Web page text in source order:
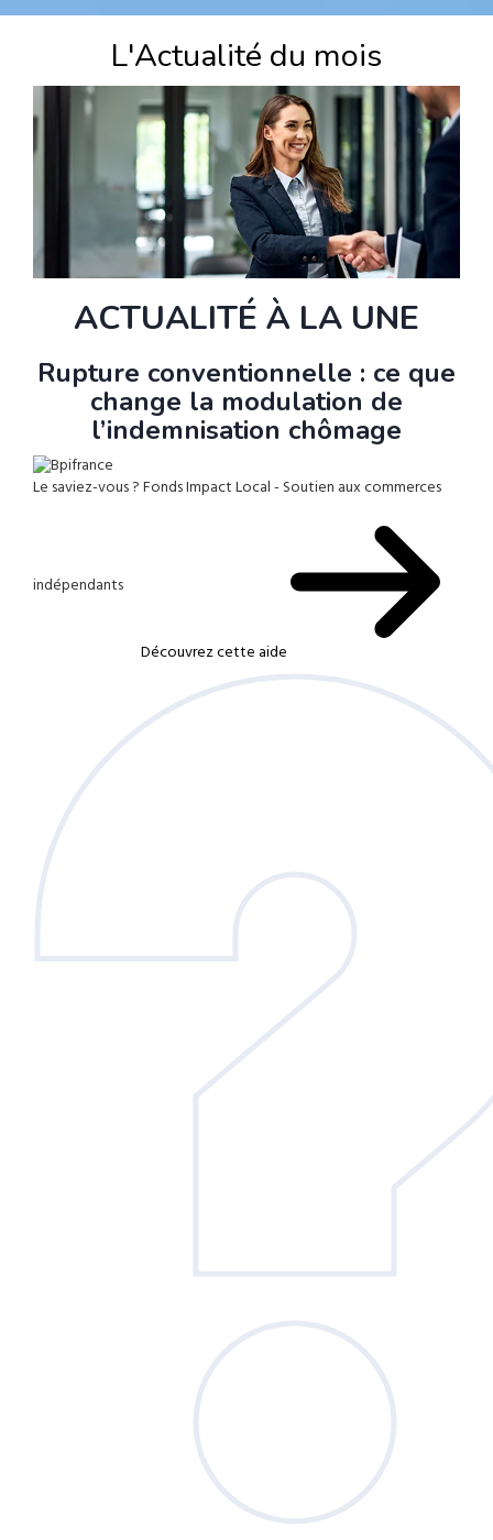
L'Actualité du mois
ACTUALITÉ À LA UNE
Rupture conventionnelle : ce que
change la modulation de
l’indemnisation chômage
Le saviez-vous ?Fonds Impact Local - Soutien aux commerces
indépendants
Découvrez cette aide